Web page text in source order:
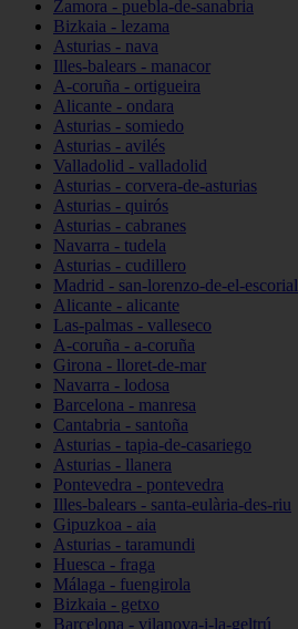
Zamora - puebla-de-sanabria
Bizkaia - lezama
Asturias - nava
Illes-balears - manacor
A-coruña - ortigueira
Alicante - ondara
Asturias - somiedo
Asturias - avilés
Valladolid - valladolid
Asturias - corvera-de-asturias
Asturias - quirós
Asturias - cabranes
Navarra - tudela
Asturias - cudillero
Madrid - san-lorenzo-de-el-escorial
Alicante - alicante
Las-palmas - valleseco
A-coruña - a-coruña
Girona - lloret-de-mar
Navarra - lodosa
Barcelona - manresa
Cantabria - santoña
Asturias - tapia-de-casariego
Asturias - llanera
Pontevedra - pontevedra
Illes-balears - santa-eulària-des-riu
Gipuzkoa - aia
Asturias - taramundi
Huesca - fraga
Málaga - fuengirola
Bizkaia - getxo
Barcelona - vilanova-i-la-geltrú